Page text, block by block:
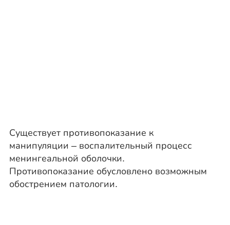
Существует противопоказание к
манипуляции – воспалительный процесс
менингеальной оболочки.
Противопоказание обусловлено возможным
обострением патологии.